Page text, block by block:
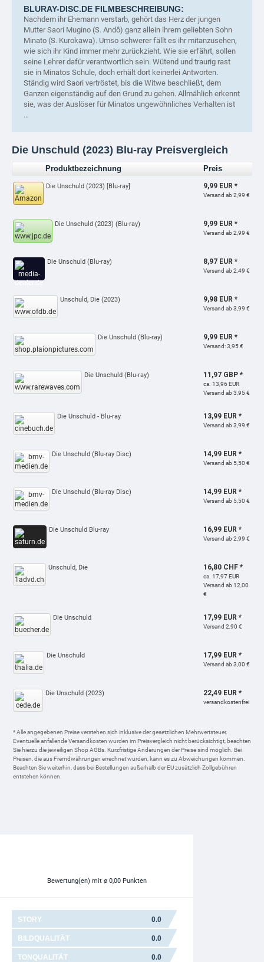
BLURAY-DISC.DE FILMBESCHREIBUNG:
Nachdem ihr Ehemann verstarb, gehört das Herz der jungen
Mutter Saori Mugino (S. Andô) ganz allein ihrem geliebten Sohn
Minato (S. Kurokawa). Umso schwerer fällt es ihr mitanzusehen,
wie sich ihr Kind immer mehr zurückzieht. Wie sie erfährt, sollen
seine Lehrer dafür verantwortlich sein. Wütend und traurig rast
sie in Minatos Schule, doch erhält dort keinerlei Antworten.
Ständig wird Saori vertröstet, bis die Witwe beschließt, dem
Ganzen eigenständig auf den Grund zu gehen. Allmählich erkennt
sie, was der Auslöser für Minatos ungewöhnliches Verhalten ist
…
Die Unschuld (2023) Blu-ray Preisvergleich
Produktbezeichnung Preis
Die Unschuld (2023) [Blu-ray] 9,99 EUR *
Versand ab 2,99 €
Die Unschuld (2023) (Blu-ray) 9,99 EUR *
Versand ab 2,99 €
Die Unschuld (Blu-ray) 8,97 EUR *
Versand ab 2,49 €
Unschuld, Die (2023) 9,98 EUR *
Versand ab 3,99 €
Die Unschuld (Blu-ray) 9,99 EUR *
Versand: 3,95 €
Die Unschuld (Blu-ray) 11,97 GBP *
ca. 13,96 EUR
Versand ab 3,95 €
Die Unschuld - Blu-ray 13,99 EUR *
Versand ab 3,99 €
Die Unschuld (Blu-ray Disc) 14,99 EUR *
Versand ab 5,50 €
Die Unschuld (Blu-ray Disc) 14,99 EUR *
Versand ab 5,50 €
Die Unschuld Blu-ray 16,99 EUR *
Versand ab 2,99 €
Unschuld, Die 16,80 CHF *
ca. 17,97 EUR
Versand ab 12,00
€
Die Unschuld 17,99 EUR *
Versand 2,90 €
Die Unschuld 17,99 EUR *
Versand ab 3,00 €
Die Unschuld (2023) 22,49 EUR *
versandkostenfrei
* Alle angegebenen Preise verstehen sich inklusive der gesetzlichen Mehrwertsteuer.
Eventuelle anfallende Versandkosten wurden im Preisvergleich nicht berücksichtigt, beachten
Sie hierzu die jeweiligen Shop AGBs. Kurzfristige Änderungen der Preise sind möglich. Bei
Preisen, die aus Fremdwährungen errechnet wurden, kann es zu Abweichungen kommen.
Beachten Sie weiterhin, dass bei Bestellungen außerhalb der EU zusätzlich Zollgebühren
entstehen können.
Bewertung(en) mit ø 0,00 Punkten
STORY 0.0
BILDQUALITÄT 0.0
TONQUALITÄT 0.0